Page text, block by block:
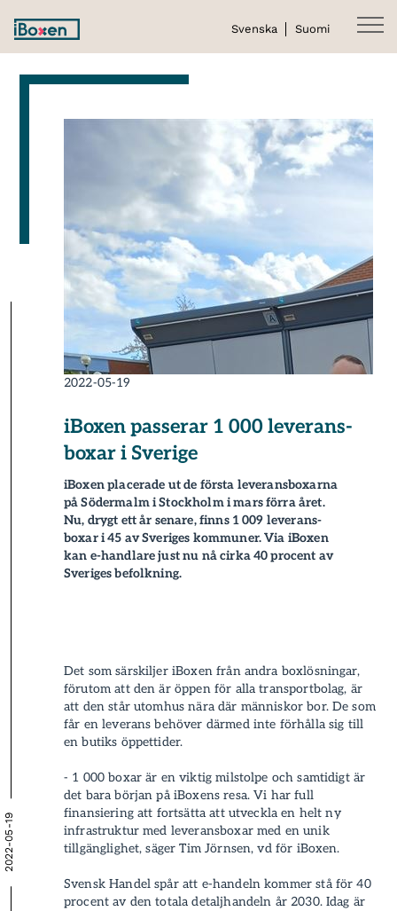
Svenska Suomi
2022-05-19
iBoxen passerar 1 000 leverans­
boxar i Sverige
iBoxen placerade ut de första leverans­boxarna
på Södermalm i Stockholm i mars förra året.
Nu, drygt ett år senare, finns 1 009 leverans­
boxar i 45 av Sveriges kommuner. Via iBoxen
kan e-handlare just nu nå cirka 40 procent av
Sveriges befolkning.
Det som särskiljer iBoxen från andra boxlösningar,
förutom att den är öppen för alla transportbolag, är
att den står utomhus nära där människor bor. De som
får en leverans­ behöver därmed inte förhålla sig till
en butiks öppettider.
- 1 000 boxar är en viktig milstolpe och samtidigt är
det bara början på iBoxens resa. Vi har full
finansiering att fortsätta att utveckla en helt ny
infrastruktur med leverans­boxar med en unik
tillgänglighet, säger Tim Jörnsen, vd för iBoxen.
Svensk Handel spår att e-handeln kommer stå för 40
procent av den totala detaljhandeln år 2030. Idag är
2022-05-19